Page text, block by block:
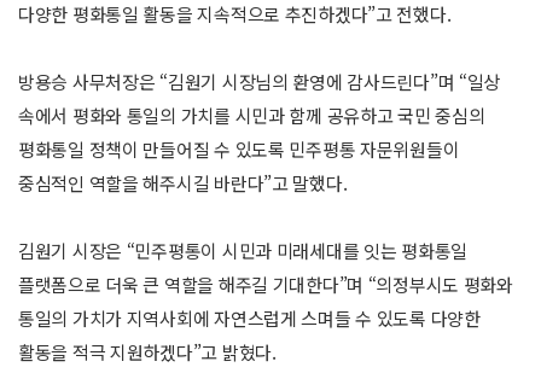
다양한 평화통일 활동을 지속적으로 추진하겠다”고 전했다.
방용승 사무처장은 “김원기 시장님의 환영에 감사드린다”며 “일상
속에서 평화와 통일의 가치를 시민과 함께 공유하고 국민 중심의
평화통일 정책이 만들어질 수 있도록 민주평통 자문위원들이
중심적인 역할을 해주시길 바란다”고 말했다.
김원기 시장은 “민주평통이 시민과 미래세대를 잇는 평화통일
플랫폼으로 더욱 큰 역할을 해주길 기대한다”며 “의정부시도 평화와
통일의 가치가 지역사회에 자연스럽게 스며들 수 있도록 다양한
활동을 적극 지원하겠다”고 밝혔다.